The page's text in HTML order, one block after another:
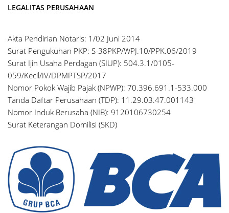
LEGALITAS PERUSAHAAN
Akta Pendirian Notaris: 1/02 Juni 2014
Surat Pengukuhan PKP: S-38PKP/WPJ.10/PPK.06/2019
Surat Ijin Usaha Perdagan (SIUP): 504.3.1/0105-
059/Kecil/IV/DPMPTSP/2017
Nomor Pokok Wajib Pajak (NPWP): 70.396.691.1-533.000
Tanda Daftar Perusahaan (TDP): 11.29.03.47.001143
Nomor Induk Berusaha (NIB): 9120106730254
Surat Keterangan Domilisi (SKD)